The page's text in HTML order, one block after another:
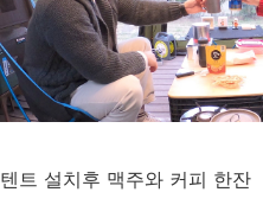
텐트 설치후 맥주와 커피 한잔